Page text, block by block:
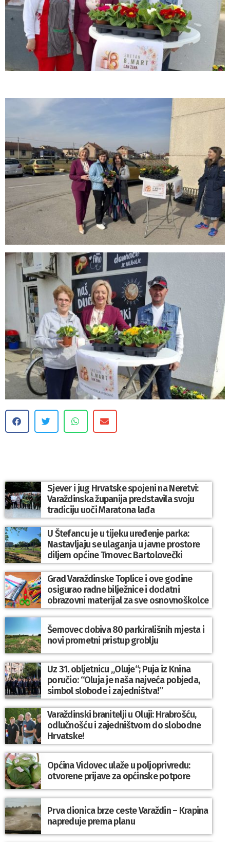
Sjever i jug Hrvatske spojeni na Neretvi:
Varaždinska županija predstavila svoju
tradiciju uoči Maratona lađa
U Štefancu je u tijeku uređenje parka:
Nastavljaju se ulaganja u javne prostore
diljem općine Trnovec Bartolovečki
Grad Varaždinske Toplice i ove godine
osigurao radne bilježnice i dodatni
obrazovni materijal za sve osnovnoškolce
Šemovec dobiva 80 parkirališnih mjesta i
novi prometni pristup groblju
Uz 31. obljetnicu „Oluje“; Puja iz Knina
poručio: “Oluja je naša najveća pobjeda,
simbol slobode i zajedništva!”
Varaždinski branitelji u Oluji: Hrabrošću,
odlučnošću i zajedništvom do slobodne
Hrvatske!
Općina Vidovec ulaže u poljoprivredu:
otvorene prijave za općinske potpore
Prva dionica brze ceste Varaždin – Krapina
napreduje prema planu